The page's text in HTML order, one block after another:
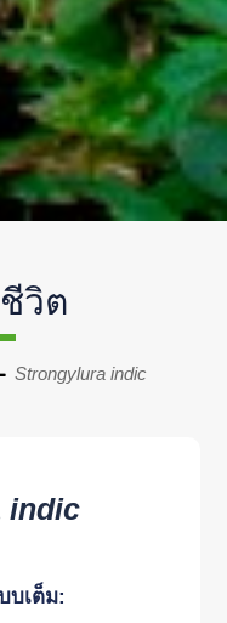
วิต
Strongylura indic
indic
บเต็ม: